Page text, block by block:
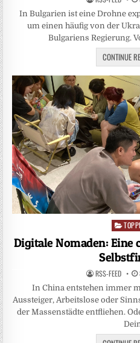
In Bulgarien ist eine Drohne
um einen häufig von der
Bulgariens Regierung.
CONTINUE
Posted
in
Digitale Nomaden: Eine
RSS-FEED
In China entstehen immer
Aussteiger, Arbeitslose oder
der Massenstädte entfliehen.